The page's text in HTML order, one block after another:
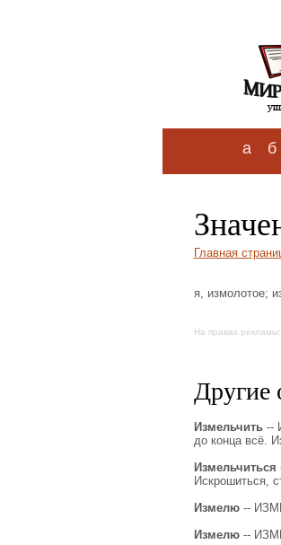
а б
Главная
я, измолотое;
На правах рекламы:
Другие
Измельчить--
до конца всё.
Измельчиться
Искрошиться,
Измелю--
Измелю--